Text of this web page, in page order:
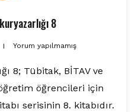
8
Yorum yapılmamış
8; Tübitak, BİTAV ve
öğrencileri için
serisinin 8. kitabıdır.